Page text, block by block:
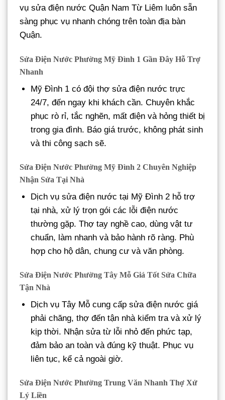
vụ sửa điện nước Quận Nam Từ Liêm luôn sẵn
sàng phục vụ nhanh chóng trên toàn địa bàn
Quận.
Sửa Điện Nước Phường Mỹ Đình 1 Gần Đây Hỗ Trợ
Nhanh
Mỹ Đình 1 có đội thợ sửa điện nước trực
24/7, đến ngay khi khách cần. Chuyên khắc
phục rò rỉ, tắc nghẽn, mất điện và hỏng thiết bị
trong gia đình. Báo giá trước, không phát sinh
và thi công sạch sẽ.
Sửa Điện Nước Phường Mỹ Đình 2 Chuyên Nghiệp
Nhận Sửa Tại Nhà
Dịch vụ sửa điện nước tại Mỹ Đình 2 hỗ trợ
tại nhà, xử lý trọn gói các lỗi điện nước
thường gặp. Thợ tay nghề cao, dùng vật tư
chuẩn, làm nhanh và bảo hành rõ ràng. Phù
hợp cho hộ dân, chung cư và văn phòng.
Sửa Điện Nước Phường Tây Mỗ Giá Tốt Sửa Chữa
Tận Nhà
Dịch vụ Tây Mỗ cung cấp sửa điện nước giá
phải chăng, thợ đến tận nhà kiểm tra và xử lý
kịp thời. Nhận sửa từ lỗi nhỏ đến phức tạp,
đảm bảo an toàn và đúng kỹ thuật. Phục vụ
liên tục, kể cả ngoài giờ.
Sửa Điện Nước Phường Trung Văn Nhanh Thợ Xử
Lý Liền